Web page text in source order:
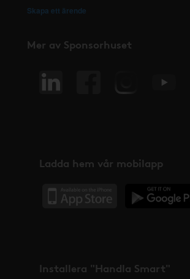
Skapa ett ärende
Mer av Sponsorhuset
Ladda hem vår mobilapp
Installera "Handla Smart"